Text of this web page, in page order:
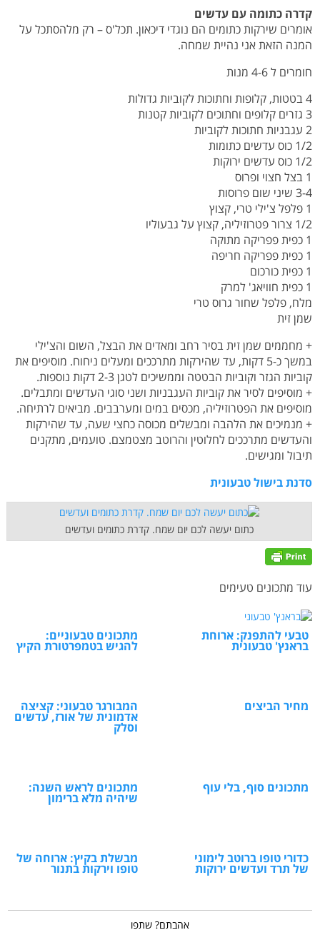
קדרה כתומה עם עדשים
אומרים שירקות כתומים הם נוגדי דיכאון. תכל'ס – רק מלהסתכל על
המנה הזאת אני נהיית שמחה.
חומרים ל 4-6 מנות
4 בטטות, קלופות וחתוכות לקוביות גדולות
3 גזרים קלופים וחתוכים לקוביות קטנות
2 עגבניות חתוכות לקוביות
1/2 כוס עדשים כתומות
1/2 כוס עדשים ירוקות
1 בצל חצוי ופרוס
3-4 שיני שום פרוסות
1 פלפל צ'ילי טרי, קצוץ
1/2 צרור פטרוזיליה, קצוץ על גבעוליו
1 כפית פפריקה מתוקה
1 כפית פפריקה חריפה
1 כפית כורכום
1 כפית חוויאג' למרק
מלח, פלפל שחור גרוס טרי
שמן זית
+ מחממים שמן זית בסיר רחב ומאדים את הבצל, השום והצ'ילי
במשך כ-5 דקות, עד שהירקות מתרככים ומעלים ניחוח. מוסיפים את
קוביות הגזר וקוביות הבטטה וממשיכים לטגן 2-3 דקות נוספות.
+ מוסיפים לסיר את קוביות העגבניות ושני סוגי העדשים ומתבלים.
מוסיפים את הפטרוזיליה, מכסים במים ומערבבים. מביאים לרתיחה.
+ מנמיכים את הלהבה ומבשלים מכוסה כחצי שעה, עד שהירקות
והעדשים מתרככים לחלוטין והרוטב מצטמצם. טועמים, מתקנים
תיבול ומגישים.
סדנת בישול טבעונית
כתום יעשה לכם יום שמח. קדרת כתומים ועדשים
עוד מתכונים טעימים
טבעי להתפנק: ארוחת
בראנץ' טבעונית
מתכונים טבעוניים:
להגיש בטמפרטורת הקיץ
מחיר הביצים המבורגר טבעוני: קציצה
אדמונית של אורז, עדשים
וסלק
מתכונים סוף, בלי עוף מתכונים לראש השנה:
שיהיה מלא ברימון
כדורי טופו ברוטב לימוני
של תרד ועדשים ירוקות
מבשלת בקיץ: ארוחה של
טופו וירקות בתנור
אהבתם? שתפו